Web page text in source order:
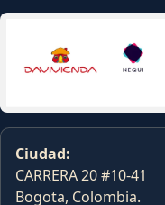
Ciudad:
CARRERA 20 #10-41
Bogota, Colombia.